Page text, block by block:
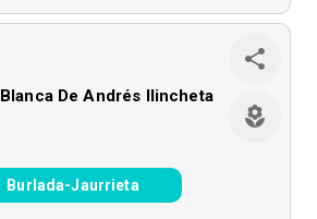
Blanca De Andrés Ilincheta
Burlada-Jaurrieta